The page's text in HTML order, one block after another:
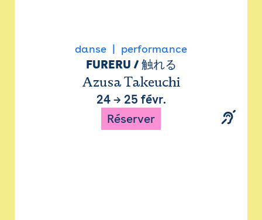
danse performance
FURERU / 触れる
Azusa Takeuchi
24→ 25 févr.
Réserver